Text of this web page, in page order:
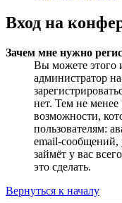
Вход на
Зачем мне нужно
Вы можете этого
администратор
нет. Тем не менее
возможности,
пользователям:
email-сообщений,
займёт у вас
это сделать.
Вернуться к началу